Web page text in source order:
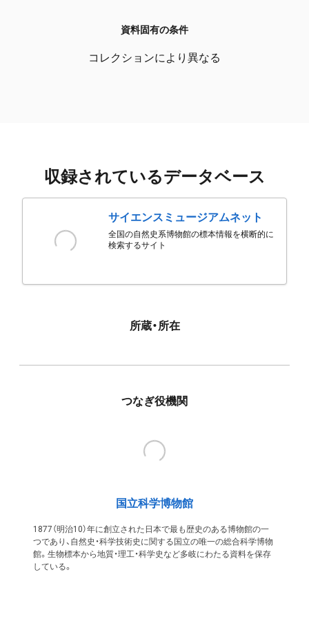
資料固有の条件
コレクションにより異なる
収録されているデータベース
サイエンスミュージアムネット
全国の自然史系博物館の標本情報を横断的に
検索するサイト
所蔵・所在
つなぎ役機関
国立科学博物館
1877（明治10）年に創立された日本で最も歴史のある博物館の一
つであり、自然史・科学技術史に関する国立の唯一の総合科学博物
館。生物標本から地質・理工・科学史など多岐にわたる資料を保存
している。